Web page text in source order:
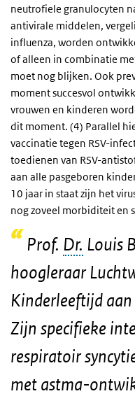
neutrofiele granulocyten
antivirale middelen,
influenza, worden
of alleen in combinatie
moet nog blijken. Ook
moment succesvol
vrouwen en kinderen
dit moment. (4) Parallel
vaccinatie tegen RSV-
toedienen van RSV-
aan alle pasgeboren
10 jaar in staat zijn het
nog zoveel morbiditeit en
Prof. Dr. Louis
hoogleraar
Kinderleeftijd
Zijn specifieke
respiratoir
met astma-